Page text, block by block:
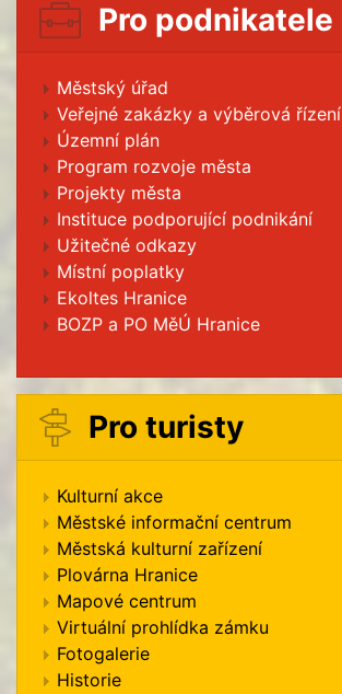
Pro podnikatele
Městský úřad
Veřejné zakázky a výběrová řízení
Územní plán
Program rozvoje města
Projekty města
Instituce podporující podnikání
Užitečné odkazy
Místní poplatky
Ekoltes Hranice
BOZP a PO MěÚ Hranice
Pro turisty
Kulturní akce
Městské informační centrum
Městská kulturní zařízení
Plovárna Hranice
Mapové centrum
Virtuální prohlídka zámku
Fotogalerie
Historie